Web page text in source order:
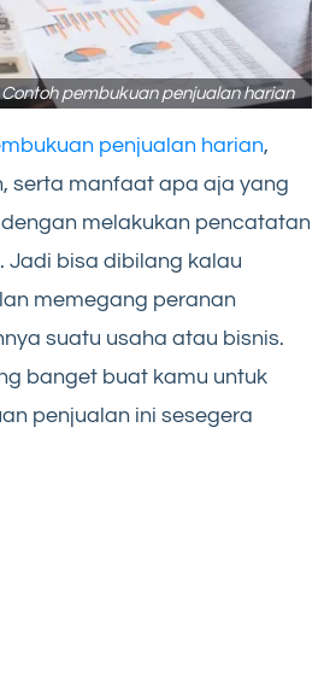
Contoh pembukuan penjualan harian
penjualan harian,
serta manfaat apa aja yang
melakukan pencatatan
Jadi bisa dibilang kalau
memegang peranan
suatu usaha atau bisnis.
banget buat kamu untuk
penjualan ini sesegera